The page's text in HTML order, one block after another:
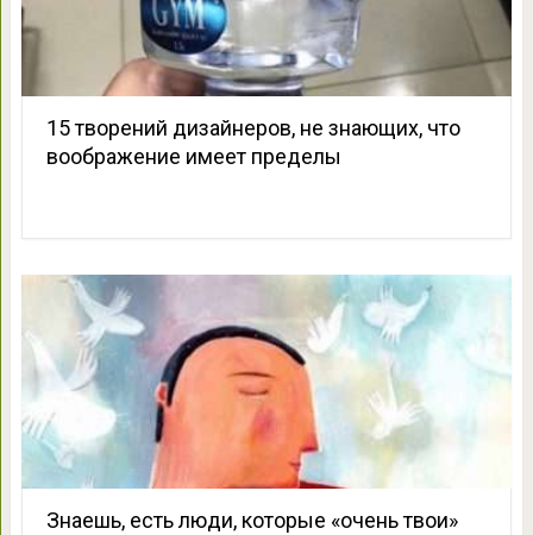
15 творений дизайнеров, не знающих, что
воображение имеет пределы
Знаешь, есть люди, которые «очень твои»